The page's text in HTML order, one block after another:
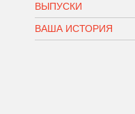
ВЫПУСКИ
ВАША ИСТОРИЯ